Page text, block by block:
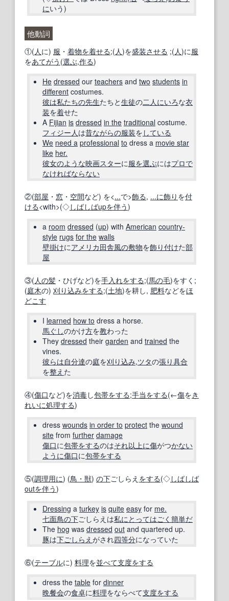
にいう)
他動詞
①( 人 に) 服 ・ 着物を着せる;( 人)を盛装させる ;( 人)に服
をあてがう (選ぶ,作る)
He dressed our teachers and two students in
different costumes.
彼は私たちの先生たちと生徒の二人 にいろな衣
装を着せた
A Fijian is dressed in the traditional costume.
フィジー 人 は昔ながらの服装を している
We need a professional to dress a movie star
like her.
彼女のような映画スターに服を選ぶにはプロで
なければならない
②(部屋 ・ 窓 ・ 空間など) を<...で>飾る, ...に飾り を付
ける<with>(◇しばしばupを伴う)
a room dressed (up) with American country-
style rugs for the walls
壁掛けにアメリカ田舎風の敷物を飾り付けた部
屋
③( 人の髪 ・ひげなど)を手入れをする;(馬の毛)をすく;
(庭木の) 刈り込みをする;(土地)を耕し, 肥料などをほ
どこす
I learned how to dress a horse.
馬ぐしのかけ方を教わった
They dressed their garden and trained the
vines.
彼らは自分達の庭を刈り込み,ツタの張り具合
を整え た
④(傷口など)を消毒し包帯をする;手当をする(←傷をき
れいに処理する)
dress wounds in order to protect the wound
site from further damage
傷口に包帯をするのはそれ以上に傷がつかない
ように傷口に包帯をする
⑤(調理用に) (鳥・獣) の下ごしらえ をする(◇しばしば
outを伴う)
Dressing a turkey is quite easy for me.
七面鳥の下ごしらえは私にとってはごく 簡単だ
The hog was dressed out and quartered up.
豚は下ごしらえ がされ四等分になっていた
⑥(テーブルに) 料理を並べて支度をする
dress the table for dinner
晩餐会の食卓に料理をならべて支度をする